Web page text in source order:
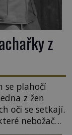
z
se plahočí
z žen
oči se setkají.
nebožačku
jako